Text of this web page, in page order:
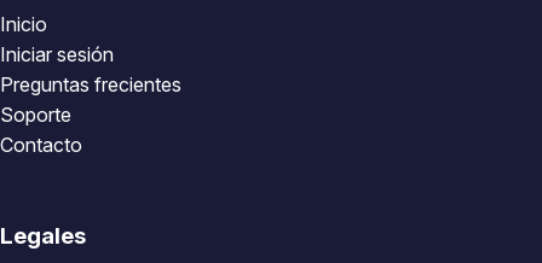
Inicio
Iniciar sesión
Preguntas frecientes
Soporte
Contacto
Legales